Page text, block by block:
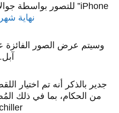
iPhone” للتصور بواسطة جوالات ايفون التي
نهاية شهر
وسيتم عرض الصور الفائزة
آبل.
جدير بالذكر أنه تم اختيار